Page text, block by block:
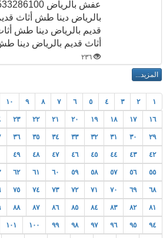
بالرياض دينا طش أثاث
قديم بالرياض دينا طش
أثاث قديم بالرياض دينا
٢٣٦
١ ٢ ٣ ٤ ٥ ٦ ٧ ٨ ٩ ١٠
١٦ ١٧ ١٨ ١٩ ٢٠ ٢١ ٢٢ ٢٣
٢٩ ٣٠ ٣١ ٣٢ ٣٣ ٣٤ ٣٥ ٣٦
٤٢ ٤٣ ٤٤ ٤٥ ٤٦ ٤٧ ٤٨ ٤٩
٥٥ ٥٦ ٥٧ ٥٨ ٥٩ ٦٠ ٦١ ٦٢
٦٨ ٦٩ ٧٠ ٧١ ٧٢ ٧٣ ٧٤ ٧٥
٨١ ٨٢ ٨٣ ٨٤ ٨٥ ٨٦ ٨٧ ٨٨
٩٤ ٩٥ ٩٦ ٩٧ ٩٨ ٩٩ ١٠٠ ١٠١